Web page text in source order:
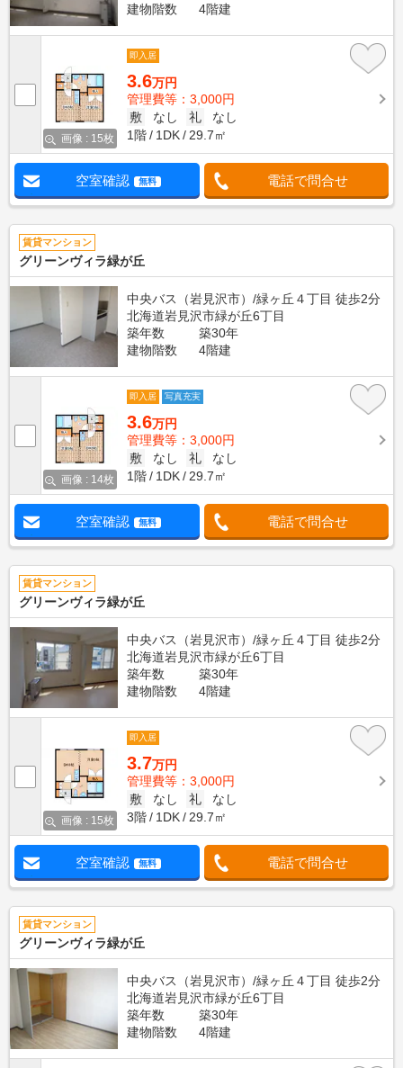
建物階数
4階建
画像 : 15枚
即入居
3.6万円
管理費等：3,000円
敷
なし 礼
なし
1階
1DK 29.7㎡
空室確認 無料 電話で問合せ
賃貸マンション
グリーンヴィラ緑が丘
中央バス（岩見沢市）/緑ヶ丘４丁目 徒歩2分
北海道岩見沢市緑が丘6丁目
築年数
築30年
建物階数
4階建
画像 : 14枚
即入居 写真充実
3.6万円
管理費等：3,000円
敷
なし 礼
なし
1階
1DK 29.7㎡
空室確認 無料 電話で問合せ
賃貸マンション
グリーンヴィラ緑が丘
中央バス（岩見沢市）/緑ヶ丘４丁目 徒歩2分
北海道岩見沢市緑が丘6丁目
築年数
築30年
建物階数
4階建
画像 : 15枚
即入居
3.7万円
管理費等：3,000円
敷
なし 礼
なし
3階
1DK 29.7㎡
空室確認 無料 電話で問合せ
賃貸マンション
グリーンヴィラ緑が丘
中央バス（岩見沢市）/緑ヶ丘４丁目 徒歩2分
北海道岩見沢市緑が丘6丁目
築年数
築30年
建物階数
4階建